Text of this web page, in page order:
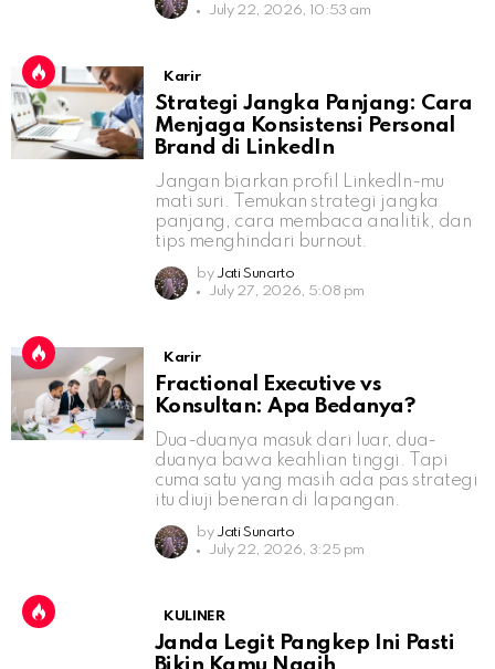
July 22, 2026, 10:53 am
Karir
Strategi Jangka Panjang: Cara
Menjaga Konsistensi Personal
Brand di LinkedIn
Jangan biarkan profil LinkedIn-mu
mati suri. Temukan strategi jangka
panjang, cara membaca analitik, dan
tips menghindari burnout.
by Jati Sunarto
July 27, 2026, 5:08 pm
Karir
Fractional Executive vs
Konsultan: Apa Bedanya?
Dua-duanya masuk dari luar, dua-
duanya bawa keahlian tinggi. Tapi
cuma satu yang masih ada pas strategi
itu diuji beneran di lapangan.
by Jati Sunarto
July 22, 2026, 3:25 pm
KULINER
Janda Legit Pangkep Ini Pasti